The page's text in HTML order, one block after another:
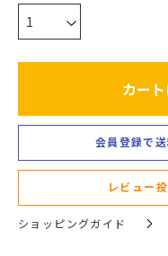
カー
会員登録で
レビュー
ショッピングガイド